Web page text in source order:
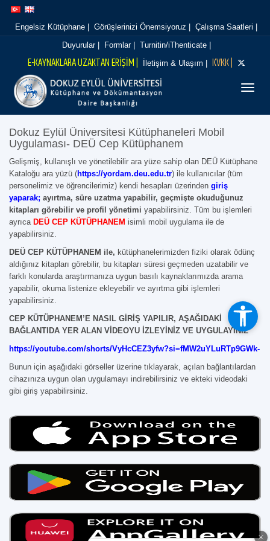
İçeriğe
Navigasyona
Engelsiz Kütüphane |
Görüşlerinizi Önemsiyoruz |
Çalışma Saatleri |
Duyurular |
Formlar | Turnitin/iThenticate |
E-KAYNAKLARA UZAKTAN ERİŞİM | İletişim & Ulaşım | KVKK |
Dokuz Eylül Üniversitesi Kütüphaneleri Mobil
Uygulaması- DEÜ Cep Kütüphanem
Gelişmiş, kullanışlı ve yönetilebilir ara yüze sahip olan DEÜ Kütüphane
Kataloğu ara yüzü (https://yordam.deu.edu.tr) ile kullanıcılar (tüm
personelimiz ve öğrencilerimiz) kendi hesapları üzerinden giriş
yaparak; ayırtma, süre uzatma yapabilir, geçmişte okuduğunuz
kitapları görebilir ve profil yönetimi yapabilirsiniz. Tüm bu işlemleri
ayrıca DEÜ CEP KÜTÜPHANEM isimli mobil uygulama ile de
yapabilirsiniz.
DEÜ CEP KÜTÜPHANEM ile, kütüphanelerimizden fiziki olarak ödünç
aldığınız kitapları görebilir, bu kitapları süresi geçmeden uzatabilir ve
farklı konularda araştırmanıza uygun basılı kaynaklarımızda arama
yapabilir, okuma listenize ekleyebilir ve ayırtma gibi işlemleri
yapabilirsiniz.
CEP KÜTÜPHANEM’E NASIL GİRİŞ YAPILIR, AŞAĞIDAKİ
BAĞLANTIDA YER ALAN VİDEOYU İZLEYİNİZ VE UYGULAYINIZ
https://youtube.com/shorts/VyHcCEZ3yfw?si=fMW2uYLuRTp9GWk-
Bunun için aşağıdaki görseller üzerine tıklayarak, açılan bağlantılardan
cihazınıza uygun olan uygulamayı indirebilirsiniz ve ekteki videodaki
gibi giriş yapabilirsiniz.